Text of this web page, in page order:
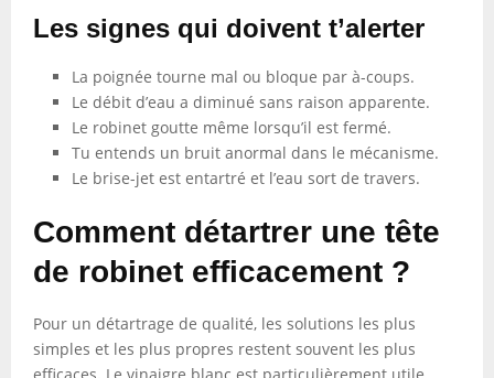
Les signes qui doivent t’alerter
La poignée tourne mal ou bloque par à-coups.
Le débit d’eau a diminué sans raison apparente.
Le robinet goutte même lorsqu’il est fermé.
Tu entends un bruit anormal dans le mécanisme.
Le brise-jet est entartré et l’eau sort de travers.
Comment détartrer une tête
de robinet efficacement ?
Pour un détartrage de qualité, les solutions les plus
simples et les plus propres restent souvent les plus